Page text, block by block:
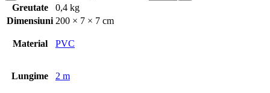
Greutate
0,4 kg
Dimensiuni 200 × 7 × 7 cm
Material PVC
Lungime 2 m